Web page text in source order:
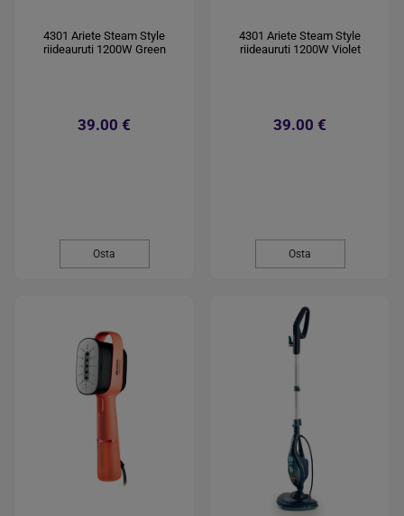
4301 Ariete Steam Style
riideauruti 1200W Green
39.00 €
Osta
4301 Ariete Steam Style
riideauruti 1200W Violet
39.00 €
Osta